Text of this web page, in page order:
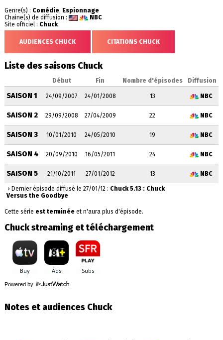
Genre(s) : Comédie, Espionnage
Chaine(s) de diffusion :
NBC
Site officiel : Chuck
AUDIENCES CHUCK CITATIONS CHUCK
Liste des saisons Chuck
Début Fin Nombre d'épisodes Diffusion
SAISON 1 24/09/2007 24/01/2008 13 NBC
SAISON 2 29/09/2008 27/04/2009 22 NBC
SAISON 3 10/01/2010 24/05/2010 19 NBC
SAISON 4 20/09/2010 16/05/2011 24 NBC
SAISON 5 21/10/2011 27/01/2012 13 NBC
› Dernier épisode diffusé le 27/01/12 : Chuck 5.13 : Chuck
Versus the Goodbye
Cette série est terminéeet n'aura plus d'épisode.
Chuck streaming et téléchargement
Powered by
Notes et audiences Chuck